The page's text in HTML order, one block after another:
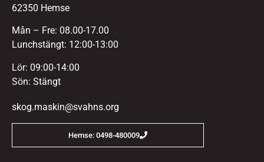
62350 Hemse
Mån – Fre: 08.00-17.00
Lunchstängt: 12:00-13:00
Lör: 09:00-14:00
Sön: Stängt
skog.maskin@svahns.org
Hemse: 0498-480009